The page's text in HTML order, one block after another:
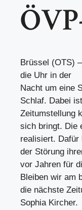
Brüssel (OTS)
die Uhr in der
Nacht um eine
Schlaf. Dabei
Zeitumstellung
sich bringt. Die
realisiert. Dafür
der Störung
vor Jahren für
Bleiben wir am
die nächste
Sophia Kircher.